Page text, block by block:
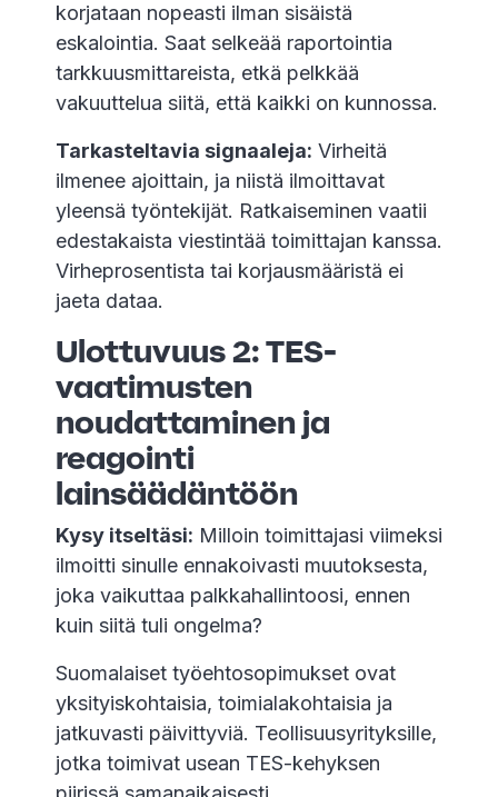
korjataan nopeasti ilman sisäistä
eskalointia. Saat selkeää raportointia
tarkkuusmittareista, etkä pelkkää
vakuuttelua siitä, että kaikki on kunnossa.
Tarkasteltavia signaaleja: Virheitä
ilmenee ajoittain, ja niistä ilmoittavat
yleensä työntekijät. Ratkaiseminen vaatii
edestakaista viestintää toimittajan kanssa.
Virheprosentista tai korjausmääristä ei
jaeta dataa.
Ulottuvuus 2: TES-
vaatimusten
noudattaminen ja
reagointi
lainsäädäntöön
Kysy itseltäsi: Milloin toimittajasi viimeksi
ilmoitti sinulle ennakoivasti muutoksesta,
joka vaikuttaa palkkahallintoosi, ennen
kuin siitä tuli ongelma?
Suomalaiset työehtosopimukset ovat
yksityiskohtaisia, toimialakohtaisia ja
jatkuvasti päivittyviä. Teollisuusyrityksille,
jotka toimivat usean TES-kehyksen